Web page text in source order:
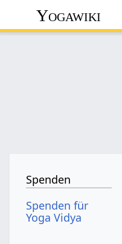
Yogawiki
Spenden
Spenden für
Yoga Vidya